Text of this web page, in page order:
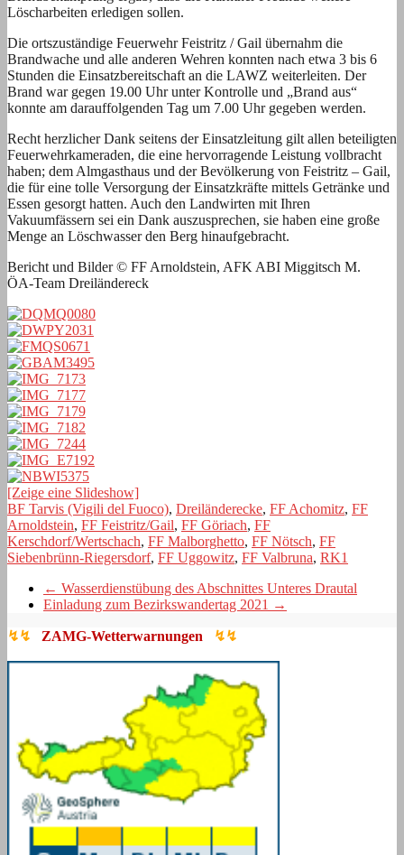
Löscharbeiten erledigen sollen.
Die ortszuständige Feuerwehr Feistritz / Gail übernahm die
Brandwache und alle anderen Wehren konnten nach etwa 3 bis 6
Stunden die Einsatzbereitschaft an die LAWZ weiterleiten. Der
Brand war gegen 19.00 Uhr unter Kontrolle und „Brand aus“
konnte am darauffolgenden Tag um 7.00 Uhr gegeben werden.
Recht herzlicher Dank seitens der Einsatzleitung gilt allen beteiligten
Feuerwehrkameraden, die eine hervorragende Leistung vollbracht
haben; dem Almgasthaus und der Bevölkerung von Feistritz – Gail,
die für eine tolle Versorgung der Einsatzkräfte mittels Getränke und
Essen gesorgt hatten. Auch den Landwirten mit Ihren
Vakuumfässern sei ein Dank auszusprechen, sie haben eine große
Menge an Löschwasser den Berg hinaufgebracht.
Bericht und Bilder © FF Arnoldstein, AFK ABI Miggitsch M.
ÖA-Team Dreiländereck
[Zeige eine Slideshow]
BF Tarvis (Vigili del Fuoco), Dreiländerecke, FF Achomitz, FF
Arnoldstein, FF Feistritz/Gail, FF Göriach, FF
Kerschdorf/Wertschach, FF Malborghetto, FF Nötsch, FF
Siebenbrünn-Riegersdorf, FF Uggowitz, FF Valbruna, RK1
← Wasserdienstübung des Abschnittes Unteres Drautal
Einladung zum Bezirkswandertag 2021 →
↯↯ ZAMG-Wetterwarnungen ↯↯